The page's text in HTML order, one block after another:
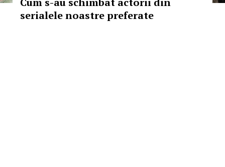
serialele noastre preferate